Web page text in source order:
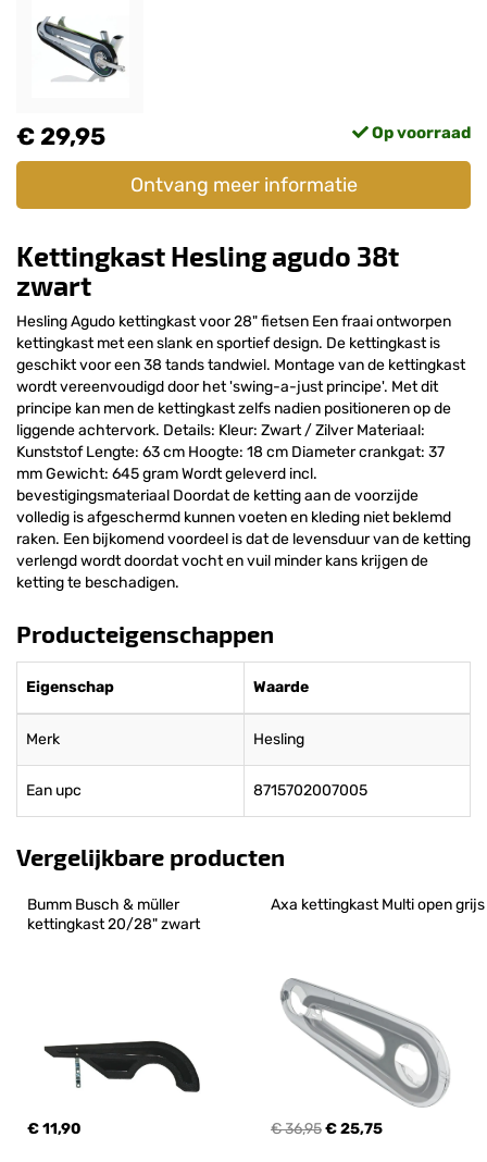
€ 29,95 Op voorraad
Ontvang meer informatie
Kettingkast Hesling agudo 38t
zwart
Hesling Agudo kettingkast voor 28" fietsen Een fraai ontworpen
kettingkast met een slank en sportief design. De kettingkast is
geschikt voor een 38 tands tandwiel. Montage van de kettingkast
wordt vereenvoudigd door het 'swing-a-just principe'. Met dit
principe kan men de kettingkast zelfs nadien positioneren op de
liggende achtervork. Details: Kleur: Zwart / Zilver Materiaal:
Kunststof Lengte: 63 cm Hoogte: 18 cm Diameter crankgat: 37
mm Gewicht: 645 gram Wordt geleverd incl.
bevestigingsmateriaal Doordat de ketting aan de voorzijde
volledig is afgeschermd kunnen voeten en kleding niet beklemd
raken. Een bijkomend voordeel is dat de levensduur van de ketting
verlengd wordt doordat vocht en vuil minder kans krijgen de
ketting te beschadigen.
Producteigenschappen
Eigenschap Waarde
Merk Hesling
Ean upc 8715702007005
Vergelijkbare producten
Bumm Busch & müller
kettingkast 20/28" zwart
€ 11,90
Axa kettingkast Multi open grijs
€ 36,95€ 25,75